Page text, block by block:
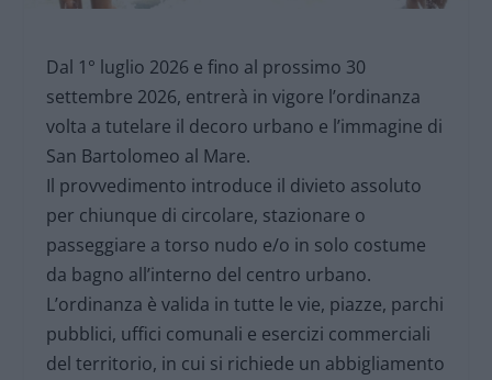
Dal 1° luglio 2026 e fino al prossimo 30
settembre 2026, entrerà in vigore l’ordinanza
volta a tutelare il decoro urbano e l’immagine di
San Bartolomeo al Mare.
Il provvedimento introduce il divieto assoluto
per chiunque di circolare, stazionare o
passeggiare a torso nudo e/o in solo costume
da bagno all’interno del centro urbano.
L’ordinanza è valida in tutte le vie, piazze, parchi
pubblici, uffici comunali e esercizi commerciali
del territorio, in cui si richiede un abbigliamento